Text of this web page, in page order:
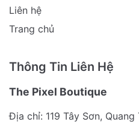
Liên hệ
Trang chủ
Thông Tin Liên Hệ
The Pixel Boutique
Địa chỉ: 119 Tây Sơn,